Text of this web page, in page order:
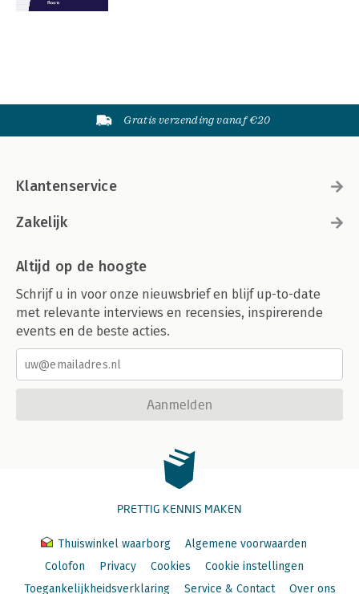
Gratis verzending vanaf €20
Klantenservice
Zakelijk
Altijd op de hoogte
Schrijf u in voor onze nieuwsbrief en blijf up-to-date
met relevante interviews en recensies, inspirerende
events en de beste acties.
Aanmelden
PRETTIG KENNIS MAKEN
Thuiswinkel waarborg
Algemene voorwaarden
Colofon
Privacy Cookies
Cookie instellingen
Toegankelijkheidsverklaring
Service & Contact Over ons